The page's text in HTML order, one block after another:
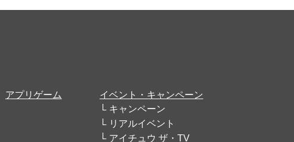
アプリゲーム
イベント・キャンペーン
キャンペーン
リアルイベント
アイチュウ ザ・TV